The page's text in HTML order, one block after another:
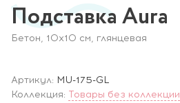
Подставка Aura
Бетон, 10x10 см, глянцевая
Артикул: MU-175-GL
Коллекция: Товары без коллекции